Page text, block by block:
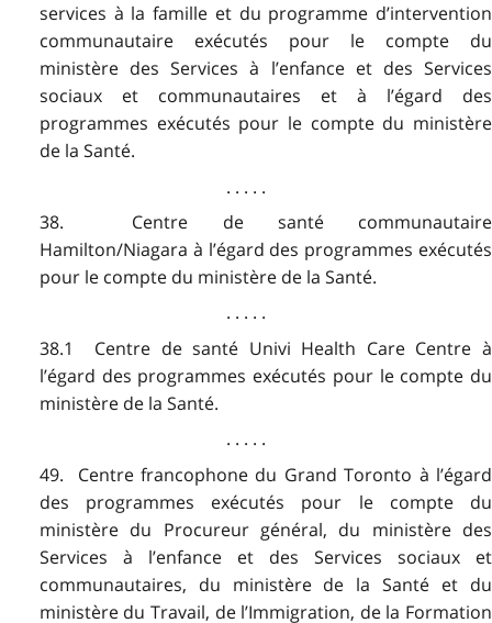
services à la famille et du programme d’intervention
communautaire exécutés pour le compte du
ministère des Services à l’enfance et des Services
sociaux et communautaires et à l’égard des
programmes exécutés pour le compte du ministère
de la Santé.
. . . . .
38. Centre de santé communautaire
Hamilton/Niagara à l’égard des programmes exécutés
pour le compte du ministère de la Santé.
. . . . .
38.1 Centre de santé Univi Health Care Centre à
l’égard des programmes exécutés pour le compte du
ministère de la Santé.
. . . . .
49. Centre francophone du Grand Toronto à l’égard
des programmes exécutés pour le compte du
ministère du Procureur général, du ministère des
Services à l’enfance et des Services sociaux et
communautaires, du ministère de la Santé et du
ministère du Travail, de l’Immigration, de la Formation